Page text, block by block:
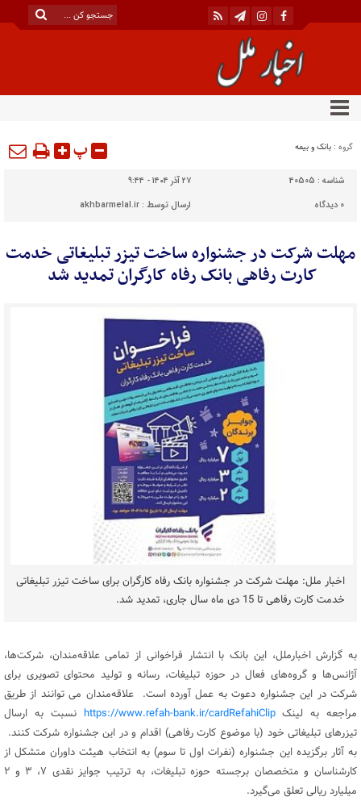
گروه : بانک و بیمه پ
شناسه : 40505
۲۷ آذر ۱۴۰۴ - ۹:۴۴
0 دیدگاه ارسال توسط :akhbarmelal.ir
مهلت شرکت در جشنواره ساخت تیزر تبلیغاتی خدمت
کارت رفاهی بانک رفاه کارگران تمدید شد
اخبار ملل: مهلت شرکت در جشنواره بانک رفاه کارگران برای ساخت تیزر تبلیغاتی
خدمت کارت رفاهی تا 15 دی ماه سال جاری، تمدید شد.
به گزارش اخبارملل، این بانک با انتشار فراخوانی از تمامی علاقه‌مندان، شرکت‌ها،
آژانس‌ها و گروه‌های فعال در حوزه تبلیغات، رسانه و تولید محتوای تصویری برای
شرکت در این جشنواره دعوت به عمل آورده است. علاقه‌مندان می توانند از طریق
مراجعه به لینکhttps://www.refah-bank.ir/cardRefahiClip نسبت به ارسال
تیزرهای تبلیغاتی خود (با موضوع کارت رفاهی) اقدام و در این جشنواره شرکت کنند.
به آثار برگزیده این جشنواره (نفرات اول تا سوم) به انتخاب هیئت داوران متشکل از
کارشناسان و متخصصان برجسته حوزه تبلیغات، به ترتیب جوایز نقدی ۷، ۳ و ۲
میلیارد ریالی تعلق می‌گیرد.